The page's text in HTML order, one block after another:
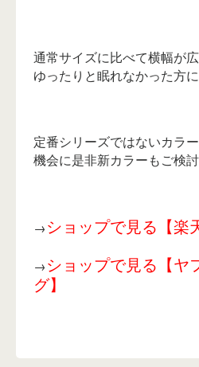
通常サイズに比べて横幅が
ゆったりと眠れなかった方
定番シリーズではないカラ
機会に是非新カラーもご検討
→ショップで見る【楽
→ショップで見る【ヤ
グ】